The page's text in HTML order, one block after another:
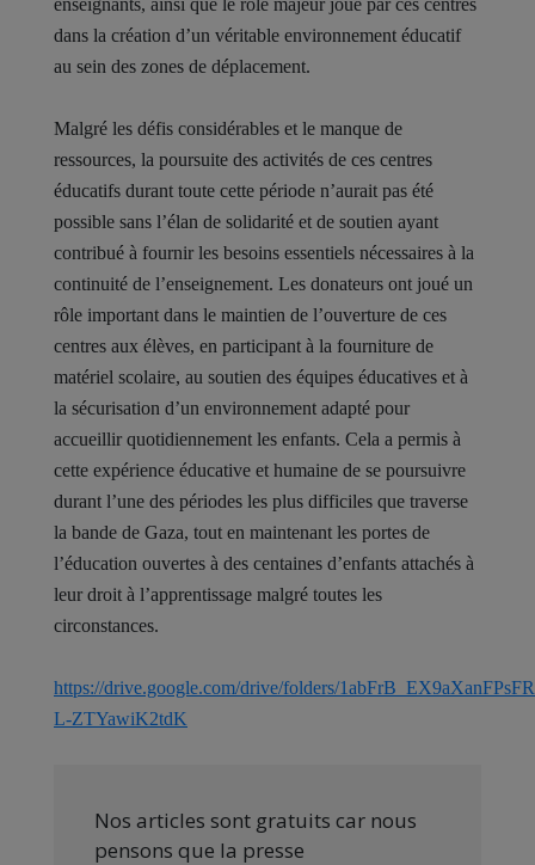
enseignants, ainsi que le rôle majeur joué par ces centres
dans la création d’un véritable environnement éducatif
au sein des zones de déplacement.
Malgré les défis considérables et le manque de
ressources, la poursuite des activités de ces centres
éducatifs durant toute cette période n’aurait pas été
possible sans l’élan de solidarité et de soutien ayant
contribué à fournir les besoins essentiels nécessaires à la
continuité de l’enseignement. Les donateurs ont joué un
rôle important dans le maintien de l’ouverture de ces
centres aux élèves, en participant à la fourniture de
matériel scolaire, au soutien des équipes éducatives et à
la sécurisation d’un environnement adapté pour
accueillir quotidiennement les enfants. Cela a permis à
cette expérience éducative et humaine de se poursuivre
durant l’une des périodes les plus difficiles que traverse
la bande de Gaza, tout en maintenant les portes de
l’éducation ouvertes à des centaines d’enfants attachés à
leur droit à l’apprentissage malgré toutes les
circonstances.
https://drive.google.com/drive/folders/
L-ZTYawiK2tdK
Nos articles sont gratuits car nous
pensons que la presse